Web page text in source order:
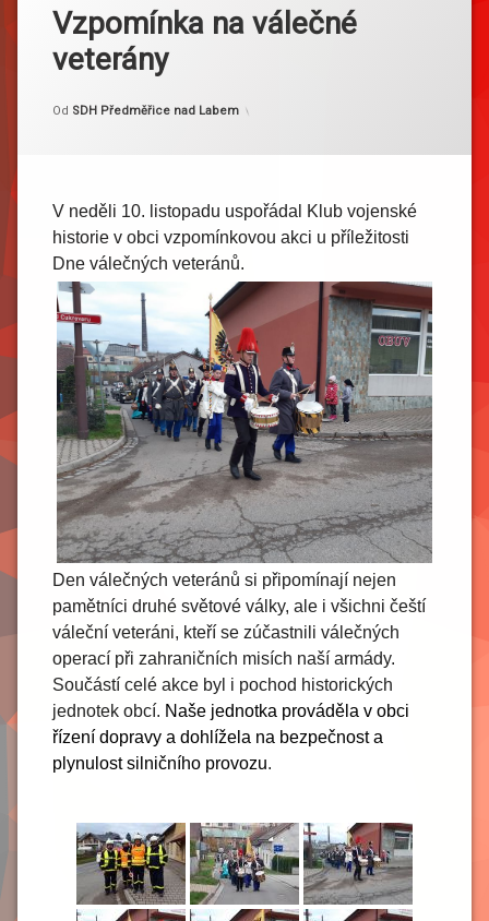
Vzpomínka na válečné
veterány
Publikováno10. 11. 2019
Aktualizováno 16. 11. 2019
Od SDH Předměřice nad Labem
V neděli 10. listopadu uspořádal Klub vojenské
historie v obci vzpomínkovou akci u příležitosti
Dne válečných veteránů.
Den válečných veteránů si připomínají nejen
pamětníci druhé světové války, ale i všichni čeští
váleční veteráni, kteří se zúčastnili válečných
operací při zahraničních misích naší armády.
Součástí celé akce byl i pochod historických
jednotek obcí. Naše jednotka prováděla v obci
řízení dopravy a dohlížela na bezpečnost a
plynulost silničního provozu.